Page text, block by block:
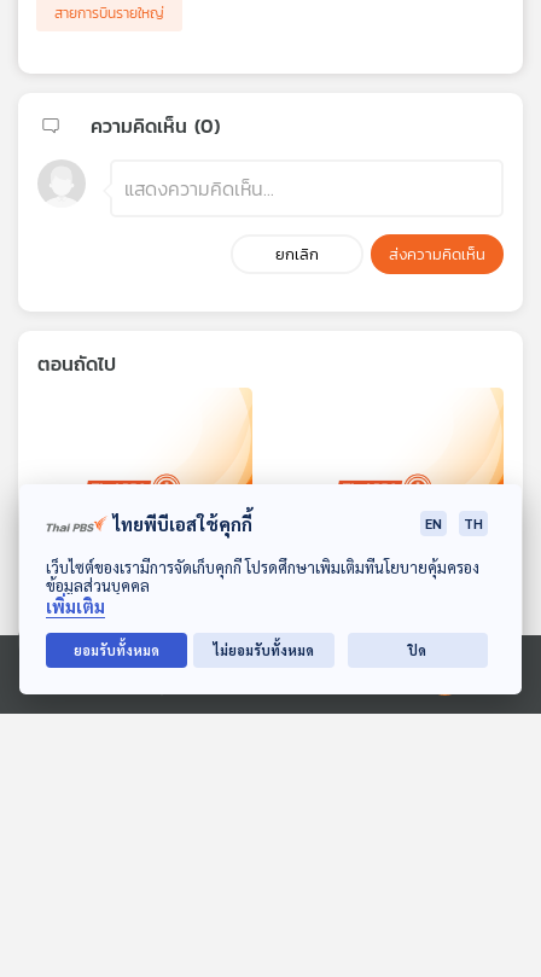
ดาวน์โหลด Thai PBS Podcast Application
Ⓒ 2020 องค์การกระจายเสียงและแพร่ภาพสาธารณะแห่งประเทศไทย
สายการบินรายใหญ่
ความคิดเห็น (0)
ยกเลิก ส่งความคิดเห็น
ตอนถัดไป
24:54
ผู้เชี่ยวชาญแนะเคล็ดลับตื่น
ด้วยเสียงนาฬิกาปลุกเพียง
หน้าต่างโลก
24:54
ผลสำรวจเผยชาวยูเครนหัน
หลังให้สงครามมากขึ้น หลัง
หน้าต่างโลก
ไทยพีบีเอสใช้คุกกี้ EN TH
เว็บไซต์ของเรามีการจัดเก็บคุกกี้ โปรดศึกษาเพิ่มเติมที่นโยบายคุ้มครอง
ข้อมูลส่วนบุคคล
เพิ่มเติม
ยอมรับทั้งหมด ไม่ยอมรับทั้งหมด ปิด